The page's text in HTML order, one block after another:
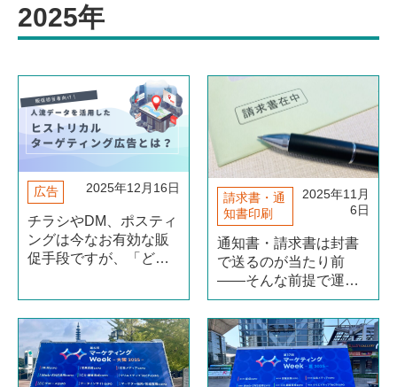
2025年
広告 2025年12月16日
チラシやDM、ポスティ
ングは今なお有効な販
促手段ですが、「どこ
に悩む企業も多いので
はないでしょうか。 そ
こで注目されているの
請求書・通
知書印刷
2025年11月
6日
通知書・請求書は封書
で送るのが当たり前
——そんな前提で運用
していませんか。紙面
や形状を見直すだけ
で、郵送費も製造コス
トも下げられる余地が
あるかもしれません。